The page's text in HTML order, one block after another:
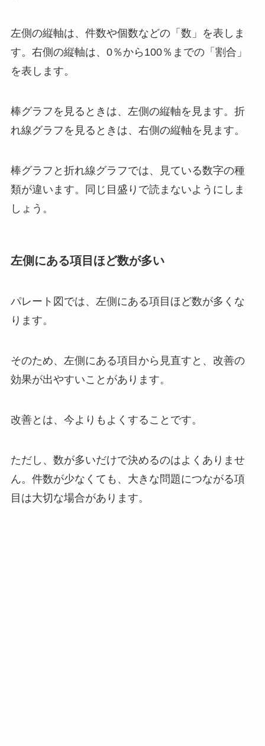
左側の縦軸は、件数や個数などの「数」を表しま
す。右側の縦軸は、0％から100％までの「割合」
を表します。
棒グラフを見るときは、左側の縦軸を見ます。折
れ線グラフを見るときは、右側の縦軸を見ます。
棒グラフと折れ線グラフでは、見ている数字の種
類が違います。同じ目盛りで読まないようにしま
しょう。
左側にある項目ほど数が多い
パレート図では、左側にある項目ほど数が多くな
ります。
そのため、左側にある項目から見直すと、改善の
効果が出やすいことがあります。
改善とは、今よりもよくすることです。
ただし、数が多いだけで決めるのはよくありませ
ん。件数が少なくても、大きな問題につながる項
目は大切な場合があります。